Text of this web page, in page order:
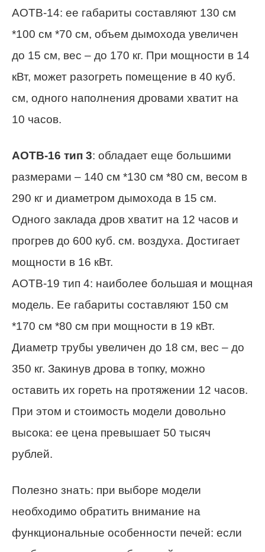
АОТВ-14: ее габариты составляют 130 см
*100 см *70 см, объем дымохода увеличен
до 15 см, вес – до 170 кг. При мощности в 14
кВт, может разогреть помещение в 40 куб.
см, одного наполнения дровами хватит на
10 часов.
АОТВ-16 тип 3: обладает еще большими
размерами – 140 см *130 см *80 см, весом в
290 кг и диаметром дымохода в 15 см.
Одного заклада дров хватит на 12 часов и
прогрев до 600 куб. см. воздуха. Достигает
мощности в 16 кВт.
АОТВ-19 тип 4: наиболее большая и мощная
модель. Ее габариты составляют 150 см
*170 см *80 см при мощности в 19 кВт.
Диаметр трубы увеличен до 18 см, вес – до
350 кг. Закинув дрова в топку, можно
оставить их гореть на протяжении 12 часов.
При этом и стоимость модели довольно
высока: ее цена превышает 50 тысяч
рублей.
Полезно знать: при выборе модели
необходимо обратить внимание на
функциональные особенности печей: если